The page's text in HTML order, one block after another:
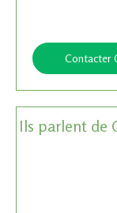
Contacter
Ils parlent de